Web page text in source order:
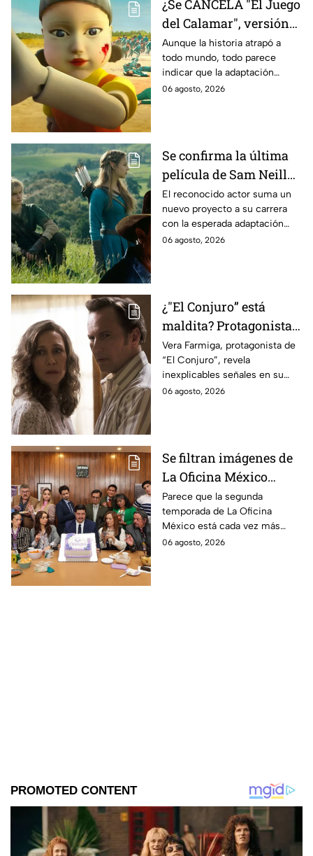
¿Se CANCELA "El Juego
del Calamar", versión
Estados Unidos? Esto
es lo que se sabe al
momento
Aunque la historia atrapó a
todo mundo, todo parece
indicar que la adaptación
podría ser cancelada:
06 agosto, 2026
Se confirma la última
película de Sam Neill
antes de morir: esto es
lo que se sabe hasta
ahora
El reconocido actor suma un
nuevo proyecto a su carrera
con la esperada adaptación
cinematográfica del popular
06 agosto, 2026
¿"El Conjuro” está
maldita? Protagonista
revela INQUIETANTES
señales en su cuerpo
durante la grabación de
la película
Vera Farmiga, protagonista de
“El Conjuro”, revela
inexplicables señales en su
cuerpo durante el rodaje de la
06 agosto, 2026
Se filtran imágenes de
La Oficina México
temporada 2 y un
detalle desata teorías
entre los fans
Parece que la segunda
temporada de La Oficina
México está cada vez más
cerca, pues el elenco ya se
06 agosto, 2026